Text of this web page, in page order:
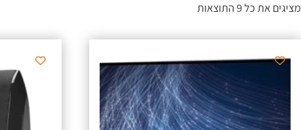
מציגים את כל ⁦9⁩ התוצאות